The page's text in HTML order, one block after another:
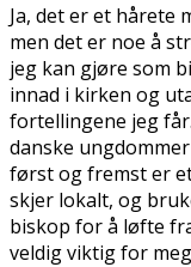
Ja, det er et hårete
men det er noe å
jeg kan gjøre som
innad i kirken og
fortellingene jeg
danske
først og fremst er
skjer lokalt, og
biskop for å løfte
veldig viktig for